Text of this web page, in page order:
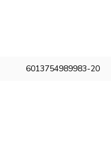
6013754989983-20